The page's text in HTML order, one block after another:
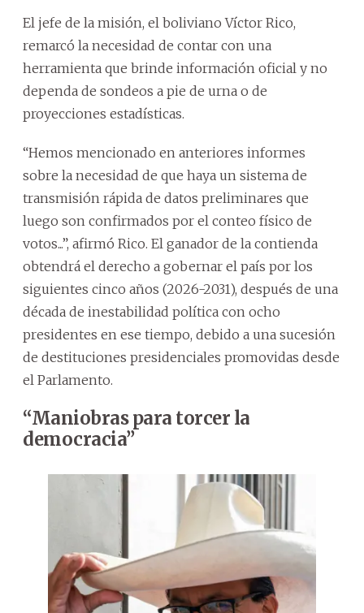
El jefe de la misión, el boliviano Víctor Rico,
remarcó la necesidad de contar con una
herramienta que brinde información oficial y no
dependa de sondeos a pie de urna o de
proyecciones estadísticas.
“Hemos mencionado en anteriores informes
sobre la necesidad de que haya un sistema de
transmisión rápida de datos preliminares que
luego son confirmados por el conteo físico de
votos...”, afirmó Rico. El ganador de la contienda
obtendrá el derecho a gobernar el país por los
siguientes cinco años (2026-2031), después de una
década de inestabilidad política con ocho
presidentes en ese tiempo, debido a una sucesión
de destituciones presidenciales promovidas desde
el Parlamento.
“Maniobras para torcer la
democracia”